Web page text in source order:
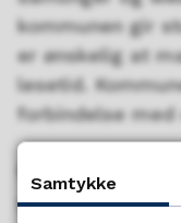
kommunen gir
er ønskelig at
lesetid.
forbindelse med
Oslo Met
som hver
Samtykke